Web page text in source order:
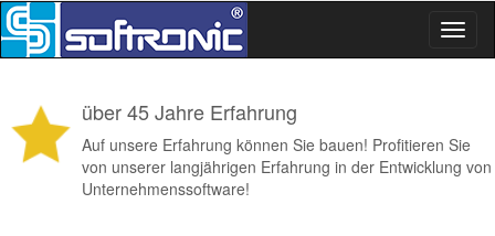
Willkommen bei der softronic
über 45 Jahre Erfahrung
Auf unsere Erfahrung können Sie bauen! Profitieren Sie
von unserer langjährigen Erfahrung in der Entwicklung von
Unternehmenssoftware!